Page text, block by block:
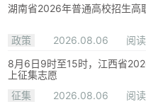
湖南省2026年普通高校招生高
政策 2026.08.06
阅
8月6日9时至15时，江西省
上征集志愿
征集
2026.08.06
阅